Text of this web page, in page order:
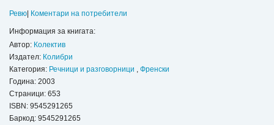
Ревю Коментари на потребители
Информация за книгата:
Автор: Колектив
Издател: Колибри
Категория: Речници и разговорници , Френски
Година: 2003
Страници: 653
ISBN: 9545291265
Баркод: 9545291265